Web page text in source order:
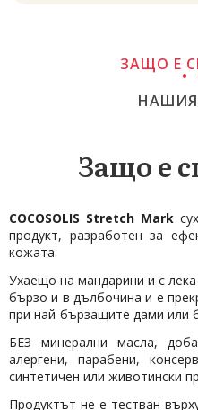
ЗАЩО Е
Защо е
COCOSOLIS Stretch Mark
продукт, разработен за
кожата.
Ухаещо на мандарини и с
бързо и в дълбочина и е
при най-бързащите дами или
БЕЗ минерални масла,
алергени, парабени,
синтетичен или животински
Продуктът не е тестван